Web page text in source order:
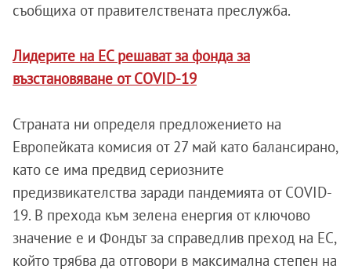
съобщиха от правителствената преслужба.
Лидерите на ЕС решават за фонда за
възстановяване от COVID-19
Страната ни определя предложението на
Европейката комисия от 27 май като балансирано,
като се има предвид сериозните
предизвикателства заради пандемията от COVID-
19. В прехода към зелена енергия от ключово
значение е и Фондът за справедлив преход на ЕС,
който трябва да отговори в максимална степен на